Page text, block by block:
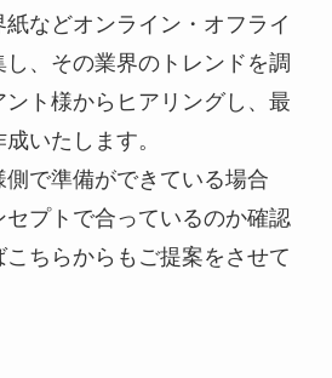
などオンライン・オフライ
、その業界のトレンドを調
ト様からヒアリングし、最
いたします。
で準備ができている場合
プトで合っているのか確認
ちらからもご提案をさせて